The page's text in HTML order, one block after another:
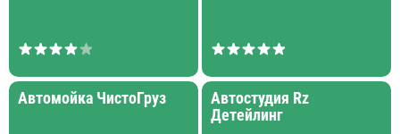
Автомойка ЧистоГруз
Автостудия Rz
Детейлинг